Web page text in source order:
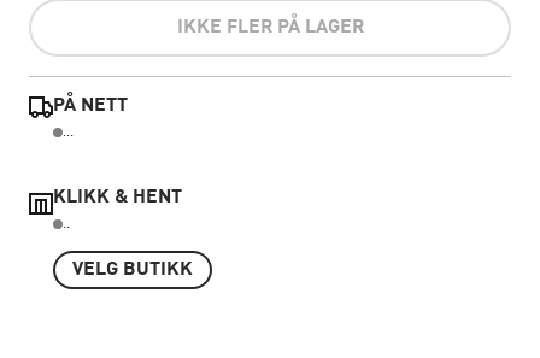
IKKE FLER PÅ LAGER
PÅ NETT
...
KLIKK & HENT
..
VELG BUTIKK